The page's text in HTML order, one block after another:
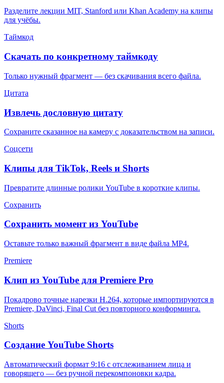
Разделите лекции MIT, Stanford или Khan Academy на клипы
для учёбы.
Таймкод
Скачать по конкретному таймкоду
Только нужный фрагмент — без скачивания всего файла.
Цитата
Извлечь дословную цитату
Сохраните сказанное на камеру с доказательством на записи.
Соцсети
Клипы для TikTok, Reels и Shorts
Превратите длинные ролики YouTube в короткие клипы.
Сохранить
Сохранить момент из YouTube
Оставьте только важный фрагмент в виде файла MP4.
Premiere
Клип из YouTube для Premiere Pro
Покадрово точные нарезки H.264, которые импортируются в
Premiere, DaVinci, Final Cut без повторного конформинга.
Shorts
Создание YouTube Shorts
Автоматический формат 9:16 с отслеживанием лица и
говорящего — без ручной перекомпоновки кадра.